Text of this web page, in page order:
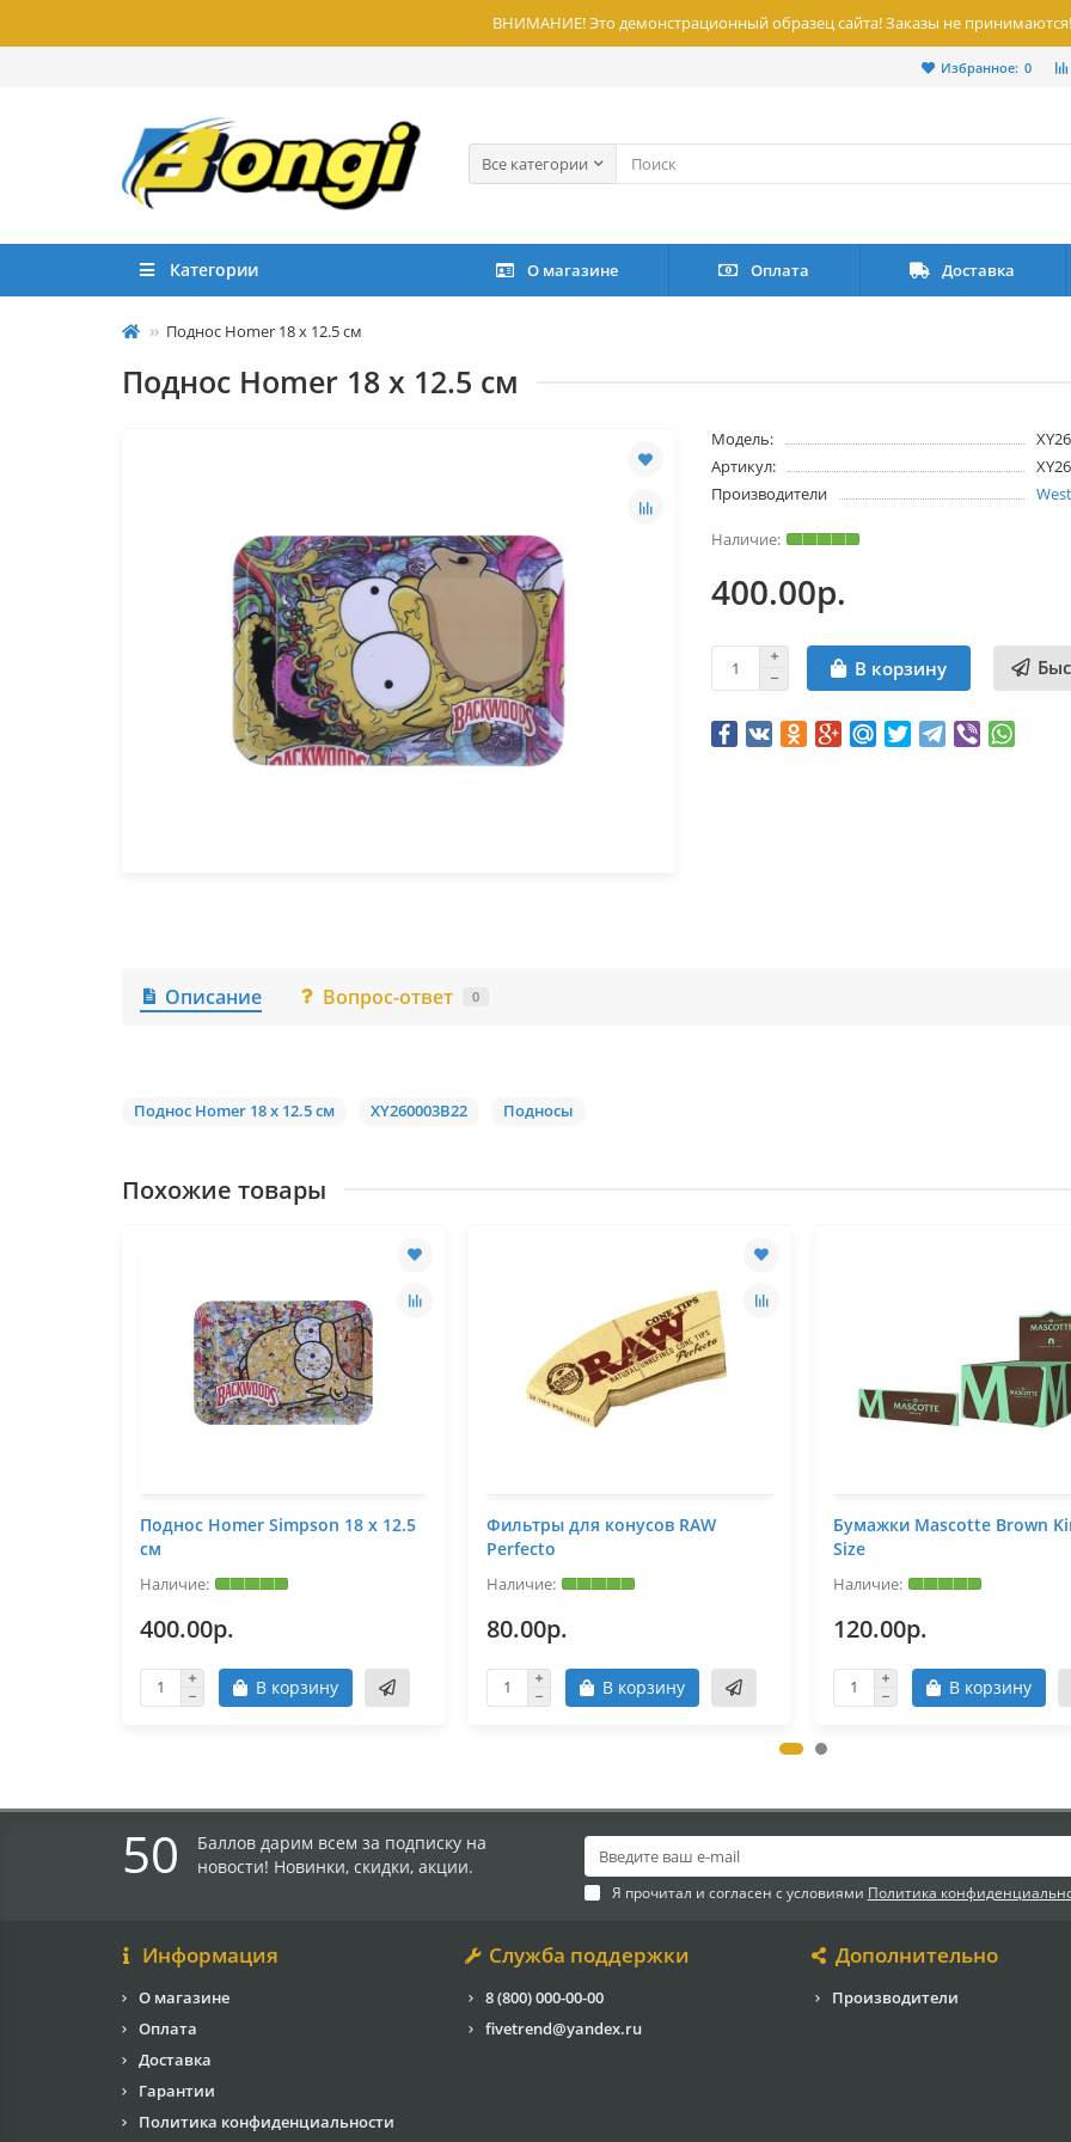
ВНИМАНИЕ! Это демонстрационный образец сайта! Заказы не принимаются!
Избранное: 0
Все категории
Категории О магазине Оплата Доставка
Поднос Homer 18 x 12.5 см
Поднос Homer 18 x 12.5 см
Модель:
Артикул:
Производители
400.00р.
В корзину
Описание Вопрос-ответ 0
Поднос Homer 18 x 12.5 см XY260003B22 Подносы
Похожие товары
Поднос Homer Simpson 18 x 12.5
см
400.00р.
В корзину
Фильтры для конуcов RAW
Perfecto
80.00р.
В корзину
Бумажки Mascotte Brown
Size
120.00р.
В корзину
50
Баллов дарим всем за подписку на
новости! Новинки, скидки, акции.
Я прочитал и согласен с условиями Политика
Информация
О магазине
Оплата
Доставка
Гарантии
Политика конфиденциальности
Служба поддержки
8 (800) 000-00-00
fivetrend@yandex.ru
Дополнительно
Производители